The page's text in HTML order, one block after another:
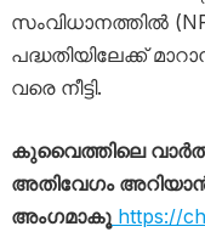
സംവിധാനത്തിൽ
പദ്ധതിയിലേക്ക്
വരെ നീട്ടി.
കുവൈത്തിലെ
അതിവേഗം
അംഗമാകൂhttps://